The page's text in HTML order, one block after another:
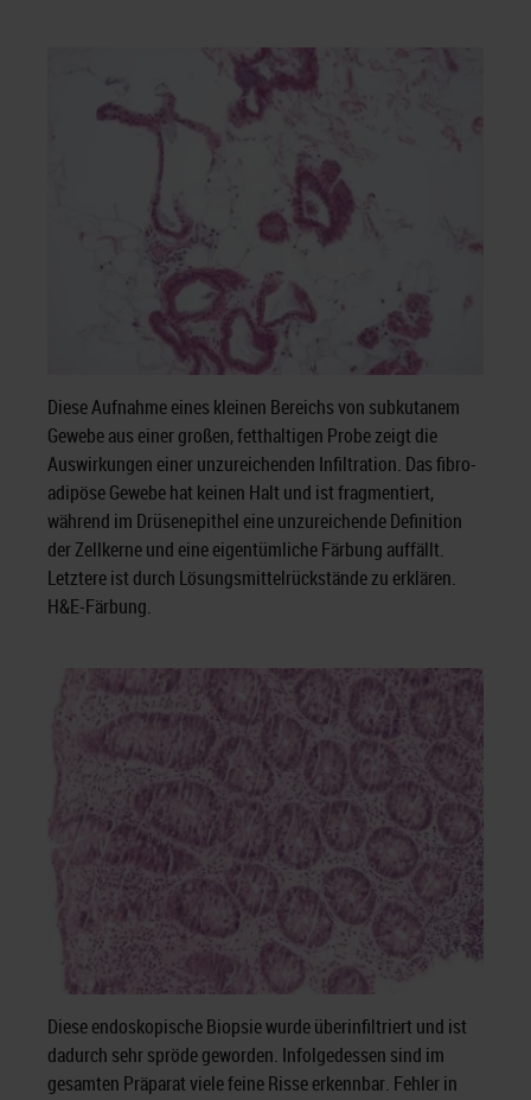
Diese Aufnahme eines kleinen Bereichs von subkutanem
Gewebe aus einer großen, fetthaltigen Probe zeigt die
Auswirkungen einer unzureichenden Infiltration. Das fibro-
adipöse Gewebe hat keinen Halt und ist fragmentiert,
während im Drüsenepithel eine unzureichende Definition
der Zellkerne und eine eigentümliche Färbung auffällt.
Letztere ist durch Lösungsmittelrückstände zu erklären.
H&E-Färbung.
Diese endoskopische Biopsie wurde überinfiltriert und ist
dadurch sehr spröde geworden. Infolgedessen sind im
gesamten Präparat viele feine Risse erkennbar. Fehler in